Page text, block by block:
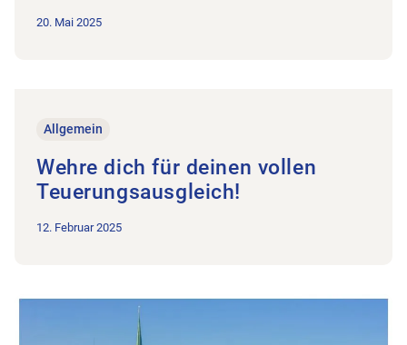
20. Mai 2025
Allgemein
Wehre dich für deinen vollen
Teuerungsausgleich!
12. Februar 2025
Zum Beitrag ?BAB nur noch Praxis- und Standortleitende